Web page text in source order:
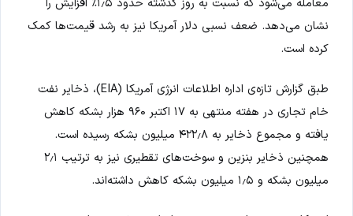
نشان می‌دهد. ضعف نسبی دلار آمریکا نیز به رشد قیمت‌ها کمک
کرده است.
طبق گزارش تازه‌ی اداره اطلاعات انرژی آمریکا (EIA)، ذخایر نفت
خام تجاری در هفته منتهی به ۱۷ اکتبر ۹۶۰ هزار بشکه کاهش
یافته و مجموع ذخایر به ۴۲۲٫۸ میلیون بشکه رسیده است.
همچنین ذخایر بنزین و سوخت‌های تقطیری نیز به ترتیب ۲٫۱
میلیون بشکه و ۱٫۵ میلیون بشکه کاهش داشته‌اند.